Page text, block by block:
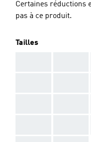
Certaines réductions
pas à ce produit.
Tailles